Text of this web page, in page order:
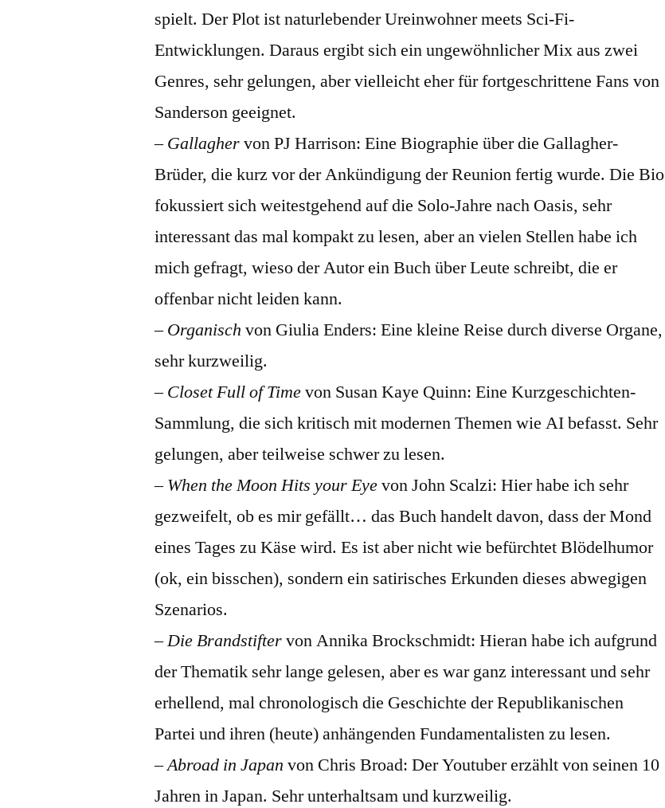
spielt. Der Plot ist naturlebender Ureinwohner meets Sci-Fi-
Entwicklungen. Daraus ergibt sich ein ungewöhnlicher Mix aus zwei
Genres, sehr gelungen, aber vielleicht eher für fortgeschrittene Fans von
Sanderson geeignet.
–Gallaghervon PJ Harrison: Eine Biographie über die Gallagher-
Brüder, die kurz vor der Ankündigung der Reunion fertig wurde. Die Bio
fokussiert sich weitestgehend auf die Solo-Jahre nach Oasis, sehr
interessant das mal kompakt zu lesen, aber an vielen Stellen habe ich
mich gefragt, wieso der Autor ein Buch über Leute schreibt, die er
offenbar nicht leiden kann.
–Organischvon Giulia Enders: Eine kleine Reise durch diverse Organe,
sehr kurzweilig.
–Closet Full of Timevon Susan Kaye Quinn: Eine Kurzgeschichten-
Sammlung, die sich kritisch mit modernen Themen wie AI befasst. Sehr
gelungen, aber teilweise schwer zu lesen.
–When the Moon Hits your Eyevon John Scalzi: Hier habe ich sehr
gezweifelt, ob es mir gefällt… das Buch handelt davon, dass der Mond
eines Tages zu Käse wird. Es ist aber nicht wie befürchtet Blödelhumor
(ok, ein bisschen), sondern ein satirisches Erkunden dieses abwegigen
Szenarios.
–Die Brandstiftervon Annika Brockschmidt: Hieran habe ich aufgrund
der Thematik sehr lange gelesen, aber es war ganz interessant und sehr
erhellend, mal chronologisch die Geschichte der Republikanischen
Partei und ihren (heute) anhängenden Fundamentalisten zu lesen.
–Abroad in Japan von Chris Broad: Der Youtuber erzählt von seinen 10
Jahren in Japan. Sehr unterhaltsam und kurzweilig.